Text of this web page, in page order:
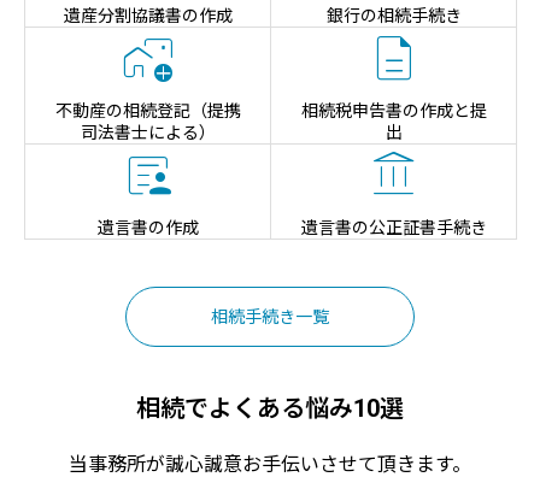
遺産分割協議書の作成 銀行の相続手続き

不動産の相続登記（提携
司法書士による）

相続税申告書の作成と提
出

遺言書の作成

遺言書の公正証書手続き
相続手続き一覧
相続でよくある悩み10選
当事務所が誠心誠意お手伝いさせて頂きます。